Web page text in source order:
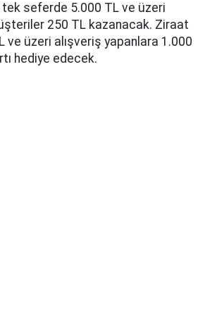
tek seferde 5.000 TL ve üzeri
250 TL kazanacak. Ziraat
ve üzeri alışveriş yapanlara 1.000
hediye edecek.